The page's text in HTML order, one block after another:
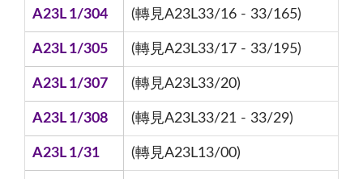
A23L 1/304 (轉見A23L33/16 - 33/165)
A23L 1/305 (轉見A23L33/17 - 33/195)
A23L 1/307 (轉見A23L33/20)
A23L 1/308 (轉見A23L33/21 - 33/29)
A23L 1/31 (轉見A23L13/00)